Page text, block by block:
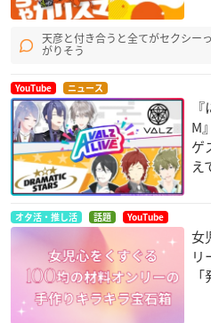
天彦と付き合うと全てがセクシー
がりそう
YouTube ニュース
M
ゲ
え
オタ活・推し活 話題 YouTube
女
リ